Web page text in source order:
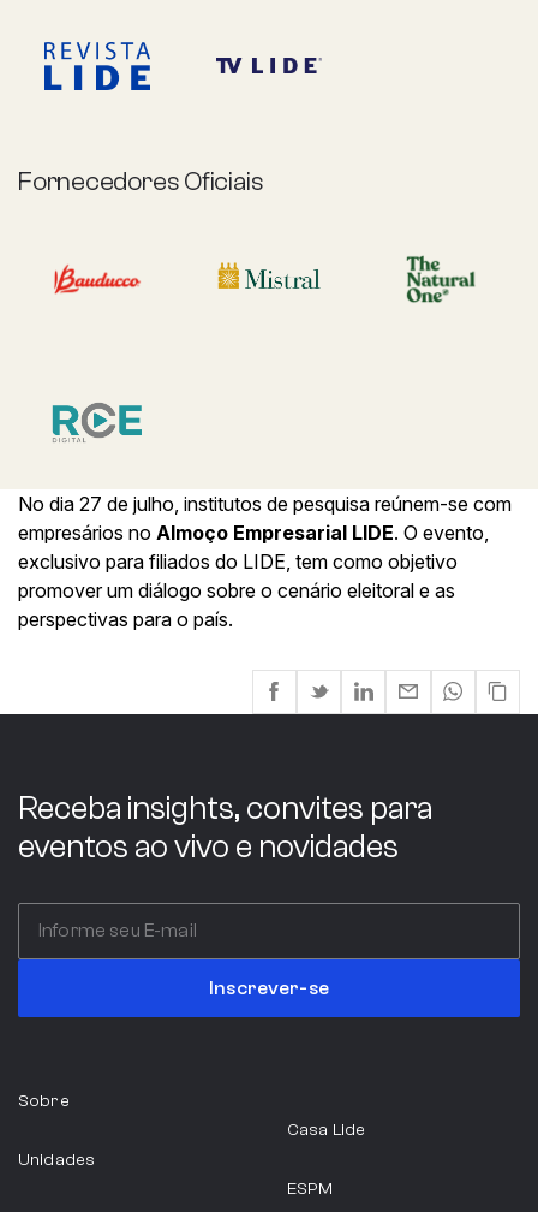
Fornecedores Oficiais
No dia 27 de julho, institutos de pesquisa reúnem-se com
empresários no Almoço Empresarial LIDE. O evento,
exclusivo para filiados do LIDE, tem como objetivo
promover um diálogo sobre o cenário eleitoral e as
perspectivas para o país.
Receba insights, convites para
eventos ao vivo e novidades
Inscrever-se
Sobre
Unidades
Casa Lide
ESPM